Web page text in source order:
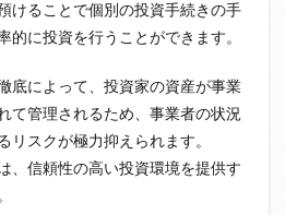
けることで個別の投資手続きの手
的に投資を行うことができます。
底によって、投資家の資産が事業
て管理されるため、事業者の状況
リスクが極力抑えられます。
、信頼性の高い投資環境を提供す